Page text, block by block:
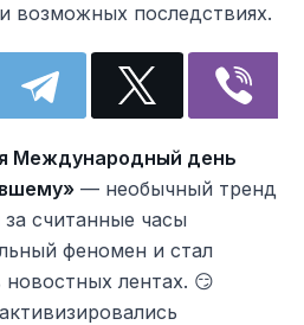
возможных последствиях.
Международный день
— необычный тренд
считанные часы
феномен и стал
лентах. 😏